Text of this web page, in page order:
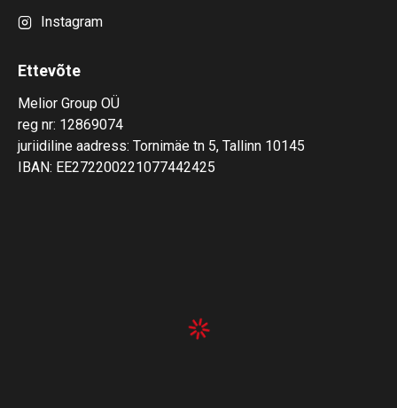
Instagram
Ettevõte
Melior Group OÜ
reg nr: 12869074
juriidiline aadress: Tornimäe tn 5, Tallinn 10145
IBAN: EE272200221077442425